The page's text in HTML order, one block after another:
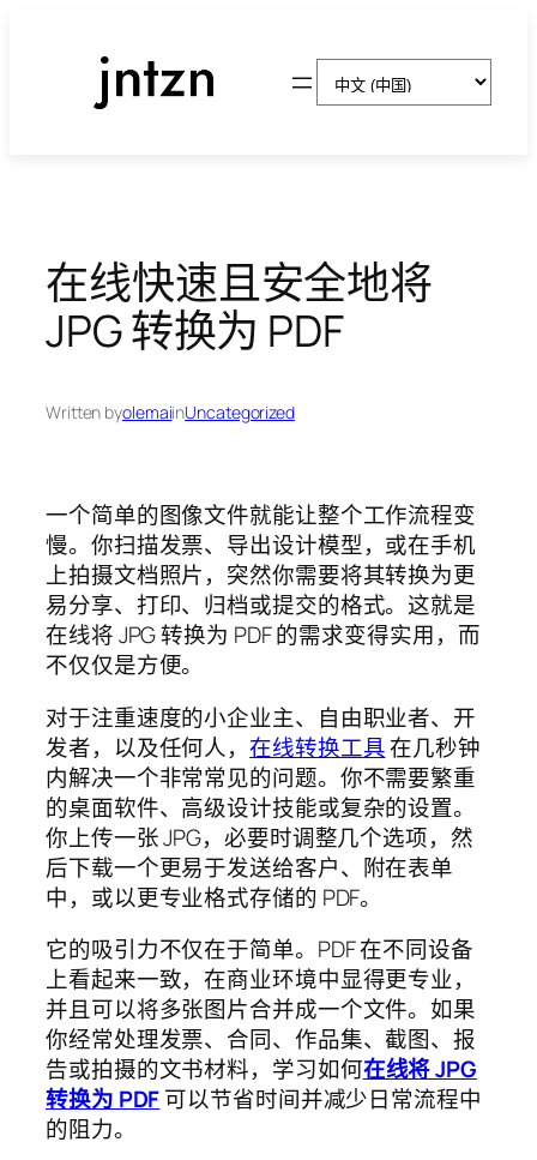
择
在线快速且安全地将
JPG 转换为 PDF
Written byolemaiinUncategorized
一个简单的图像文件就能让整个工作流程变
慢。你扫描发票、导出设计模型，或在手机
上拍摄文档照片，突然你需要将其转换为更
易分享、打印、归档或提交的格式。这就是
在线将 JPG 转换为 PDF 的需求变得实用，而
不仅仅是方便。
对于注重速度的小企业主、自由职业者、开
发者，以及任何人，在线转换工具在几秒钟
内解决一个非常常见的问题。你不需要繁重
的桌面软件、高级设计技能或复杂的设置。
你上传一张 JPG，必要时调整几个选项，然
后下载一个更易于发送给客户、附在表单
中，或以更专业格式存储的 PDF。
它的吸引力不仅在于简单。PDF 在不同设备
上看起来一致，在商业环境中显得更专业，
并且可以将多张图片合并成一个文件。如果
你经常处理发票、合同、作品集、截图、报
告或拍摄的文书材料，学习如何在线将 JPG
转换为 PDF可以节省时间并减少日常流程中
的阻力。